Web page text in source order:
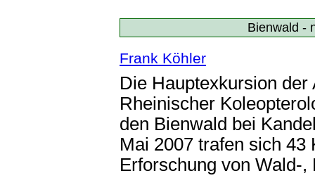
Bienwald -
Frank Köhler
Die Hauptexkursion
Rheinischer
den Bienwald bei
Mai 2007 trafen sich 43
Erforschung von Wald-